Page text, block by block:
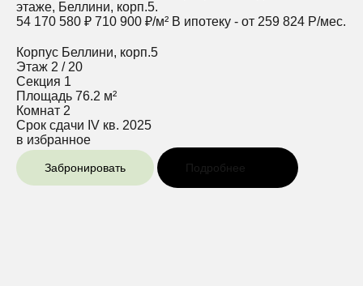
этаже, Беллини, корп.5.
54 170 580 ₽ 710 900 ₽/м² В ипотеку - от 259 824 Р/мес.
Корпус Беллини, корп.5
Этаж 2 / 20
Секция 1
Площадь 76.2 м²
Комнат 2
Срок сдачи IV кв. 2025
в избранное
Забронировать Подробнее